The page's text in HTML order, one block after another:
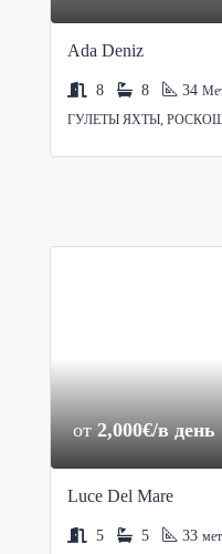
Ada Deniz
8 8 34
ГУЛЕТЫ ЯХТЫ,
от 2,000€/в день
Luce Del Mare
5 5 33